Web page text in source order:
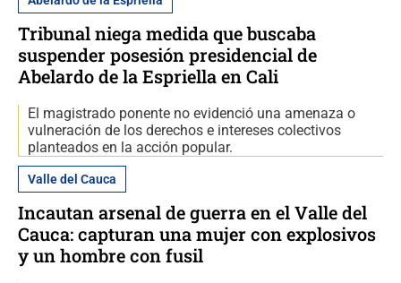
Tribunal niega medida que buscaba
suspender posesión presidencial de
Abelardo de la Espriella en Cali
El magistrado ponente no evidenció una amenaza o
vulneración de los derechos e intereses colectivos
planteados en la acción popular.
Valle del Cauca
Incautan arsenal de guerra en el Valle del
Cauca: capturan una mujer con explosivos
y un hombre con fusil